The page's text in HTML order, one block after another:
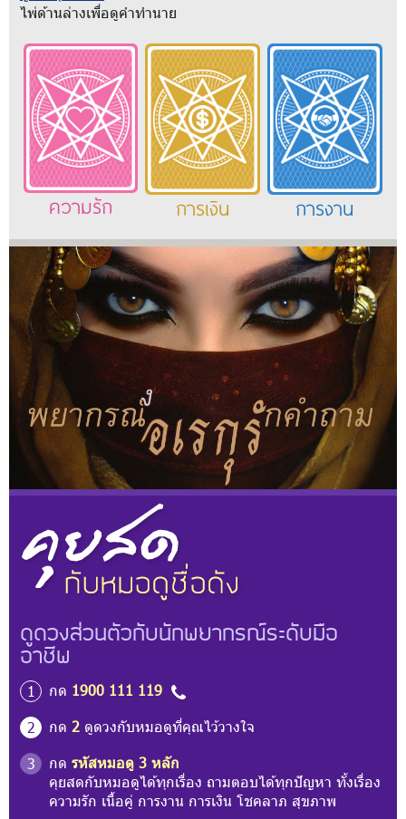
ไพ่ด้านล่างเพื่อดูคำทำนาย
ความรัก การเงิน การงาน
ดูดวงส่วนตัวกับนักพยากรณ์ระดับมือ
อาชีพ
1 กด 1900 111 119
2
กด 2 ดูดวงกับหมอดูที่คุณไว้วางใจ
3
กด รหัสหมอดู 3 หลัก
คุยสดกับหมอดูได้ทุกเรื่อง ถามตอบได้ทุกปัญหา ทั้งเรื่อง
ความรัก เนื้อคู่ การงาน การเงิน โชคลาภ สุขภาพ